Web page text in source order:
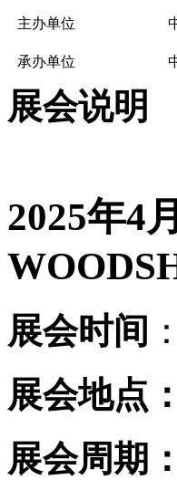
主办单位
承办单位
展会说明
2025年4
展会时间 ：
展会地点
展会周期